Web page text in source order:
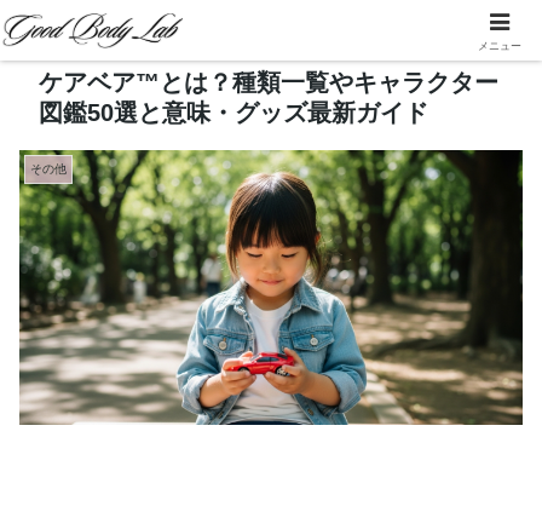
ケアベア™とは？種類一覧やキャラクター
図鑑50選と意味・グッズ最新ガイド
その他
メニュー